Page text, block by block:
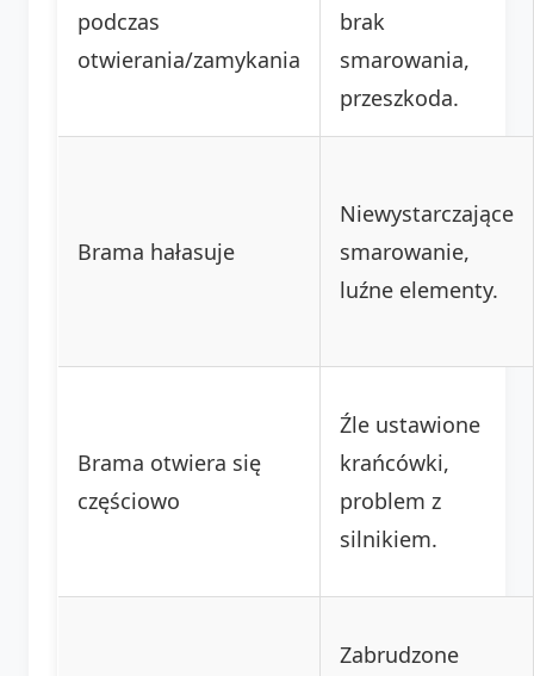
podczas
otwierania/zamykania
brak
smarowania,
przeszkoda.
Brama hałasuje
Niewystarczające
smarowanie,
luźne elementy.
Brama otwiera się
częściowo
Źle ustawione
krańcówki,
problem z
silnikiem.
Zabrudzone